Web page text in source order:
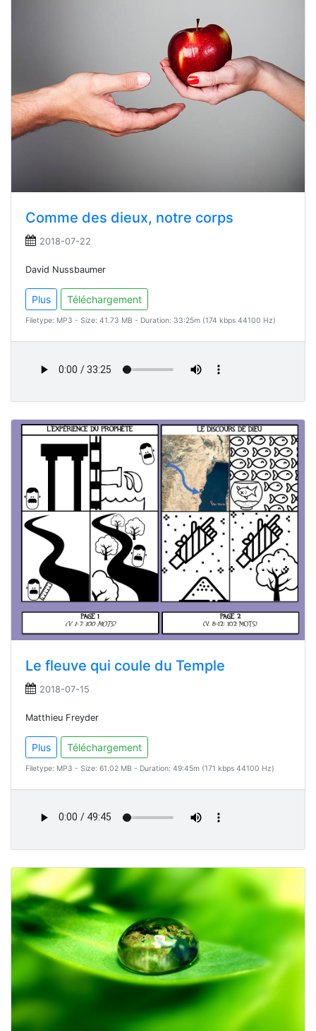
Comme des dieux, notre corps
2018-07-22
David Nussbaumer
Plus Téléchargement
Filetype: MP3 - Size: 41.73 MB - Duration: 33:25m (174 kbps 44100 Hz)
Le fleuve qui coule du Temple
2018-07-15
Matthieu Freyder
Plus Téléchargement
Filetype: MP3 - Size: 61.02 MB - Duration: 49:45m (171 kbps 44100 Hz)